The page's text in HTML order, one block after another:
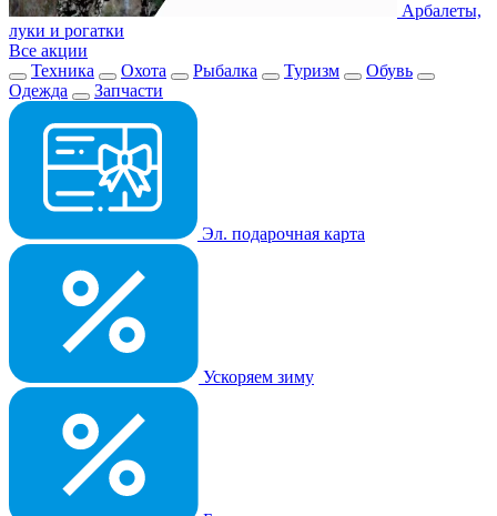
Арбалеты,
луки и рогатки
Все акции
Техника
Охота Рыбалка Туризм
Обувь
Одежда
Запчасти
Эл. подарочная карта
Ускоряем зиму